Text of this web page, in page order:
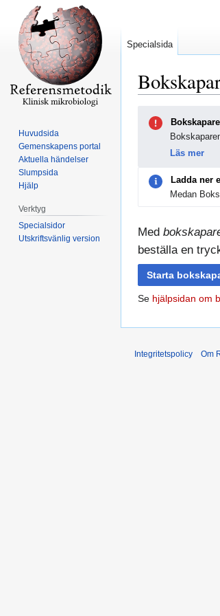
navigering
Läs mer
Ladda ner
Medan
Med
beställa en
Starta
Se hjälpsidan om
Specialsida
Huvudsida
Gemenskapens portal
Aktuella händelser
Slumpsida
Hjälp
Verktyg
Specialsidor
Utskriftsvänlig version
Integritetspolicy Om